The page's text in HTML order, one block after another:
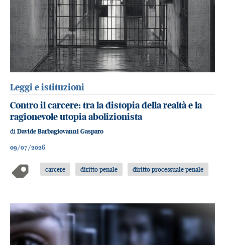
Leggi e istituzioni
Contro il carcere: tra la distopia della realtà e la
ragionevole utopia abolizionista
di Davide Barbagiovanni Gasparo
09/07/2026
carcere diritto penale diritto processuale penale